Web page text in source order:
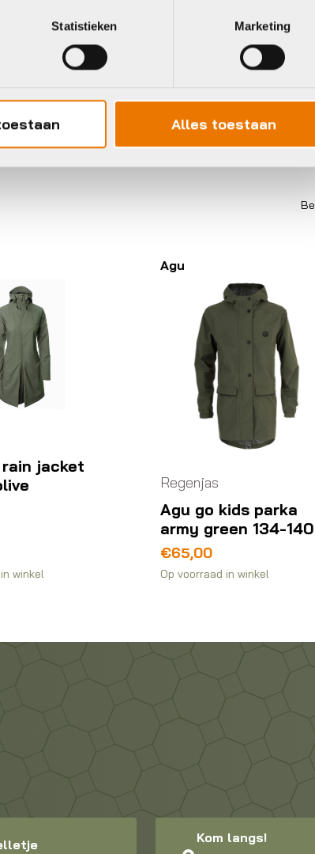
Statistieken Marketing
Alles toestaan
Agu go kids parka
army green 134-140
Op voorraad in winkel
Regenjas
Agu
navy
€65,00
Op
Kom langs!